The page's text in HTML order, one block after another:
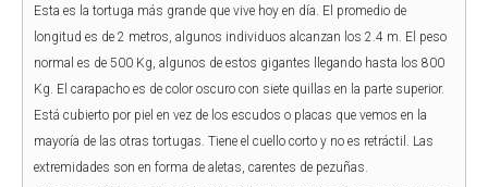
Esta es la tortuga más grande que vive hoy en día. El promedio de
longitud es de 2 metros, algunos individuos alcanzan los 2.4 m. El peso
normal es de 500 Kg, algunos de estos gigantes llegando hasta los 800
Kg. El carapacho es de color oscuro con siete quillas en la parte superior.
Está cubierto por piel en vez de los escudos o placas que vemos en la
mayoría de las otras tortugas. Tiene el cuello corto y no es retráctil. Las
extremidades son en forma de aletas, carentes de pezuñas.